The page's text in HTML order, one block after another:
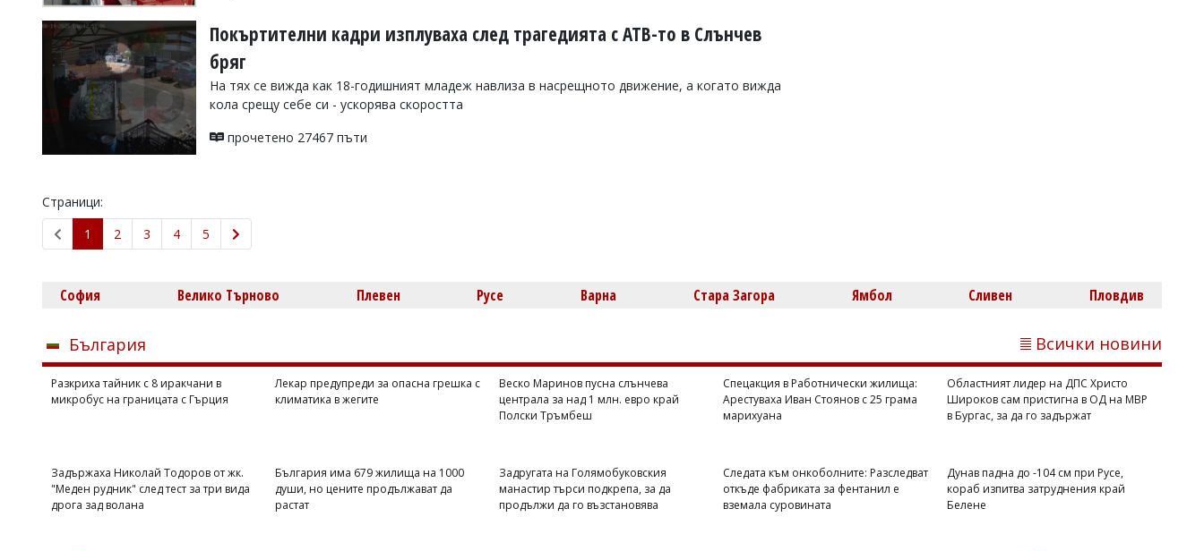
Покъртителни кадри изплуваха след трагедията с АТВ-то в Слънчев
бряг
На тях се вижда как 18-годишният младеж навлиза в насрещното движение, а когато вижда
кола срещу себе си - ускорява скоростта
прочетено 27467 пъти
Страници:
1
2 3 4 5
CDU/CSU в Германия
София Велико Търново Плевен Русе Варна Стара Загора Ямбол Сливен Пловдив
България Всички новини
Разкриха тайник с 8 иракчани в
микробус на границата с Гърция
Лекар предупреди за опасна грешка с
климатика в жегите
Веско Маринов пусна слънчева
централа за над 1 млн. евро край
Полски Тръмбеш
Спецакция в Работнически жилища:
Арестуваха Иван Стоянов с 25 грама
марихуана
Областният лидер на ДПС Христо
Широков сам пристигна в ОД на МВР
в Бургас, за да го задържат
Задържаха Николай Тодоров от жк.
"Меден рудник" след тест за три вида
дрога зад волана
България има 679 жилища на 1000
души, но цените продължават да
растат
Задругата на Голямобуковския
манастир търси подкрепа, за да
продължи да го възстановява
Следата към онкоболните: Разследват
откъде фабриката за фентанил е
вземала суровината
Дунав падна до -104 см при Русе,
кораб изпитва затруднения край
Белене